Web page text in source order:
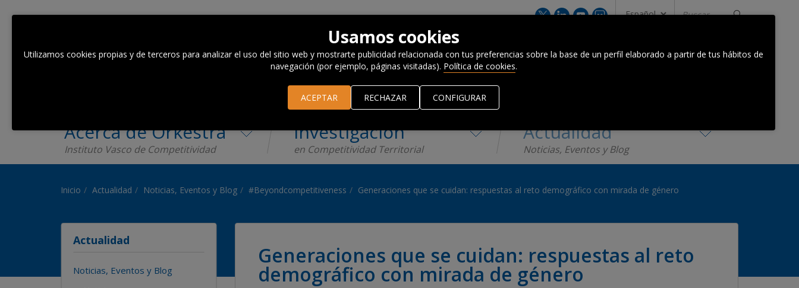
CONTACTA CON NOSOTROS
Acerca de Orkestra
Instituto Vasco de Competitividad
Investigación
en Competitividad Territorial
Actualidad
Noticias, Eventos y Blog
Inicio Actualidad Noticias, Eventos y Blog #Beyondcompetitiveness Generaciones que se cuidan: respuestas al reto demográfico con mirada de género
Generaciones que se cuidan: respuestas al reto
demográfico con mirada de género
Actualidad
Noticias, Eventos y Blog
Usamos cookies
Utilizamos cookies propias y de terceros para analizar el uso del sitio web y mostrarte publicidad relacionada con tus preferencias sobre la base de un perfil elaborado a partir de tus hábitos de
navegación (por ejemplo, páginas visitadas). Política de cookies.
CONFIGURAR
RECHAZAR
ACEPTAR